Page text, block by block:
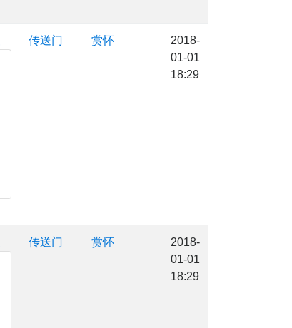
传送门 赏怀
2018-
01-01
18:29
传送门 赏怀
2018-
01-01
18:29